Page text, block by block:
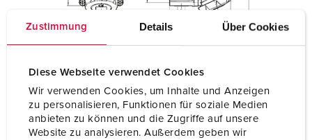
Zustimmung Details Über Cookies
Diese Webseite verwendet Cookies
Wir verwenden Cookies, um Inhalte und Anzeigen
zu personalisieren, Funktionen für soziale Medien
anbieten zu können und die Zugriffe auf unsere
Website zu analysieren. Außerdem geben wir